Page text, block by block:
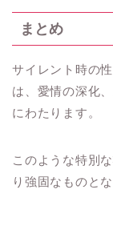
まとめ
サイレント時の
は、愛情の深化
にわたります。
このような特別
り強固なものと